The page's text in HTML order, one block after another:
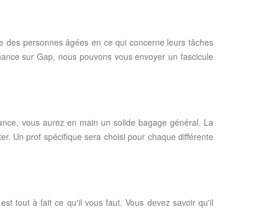
personnes âgées en ce qui concerne leurs tâches
sur Gap, nous pouvons vous envoyer un fascicule
vous aurez en main un solide bagage général. La
Un prof spécifique sera choisi pour chaque différente
tout à fait ce qu'il vous faut. Vous devez savoir qu'il